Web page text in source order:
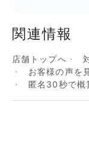
関連情報
店舗トップへ
お客様の声を
匿名30秒で概